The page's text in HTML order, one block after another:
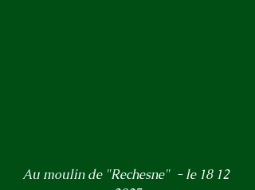
Au moulin de "Rechesne"  - le 18 12